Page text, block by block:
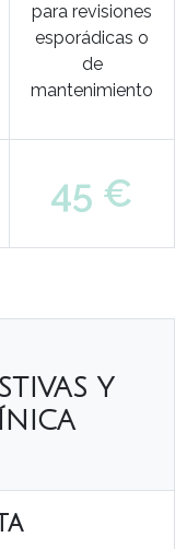
para revisiones
esporádicas o
de
mantenimiento
45 €
Y